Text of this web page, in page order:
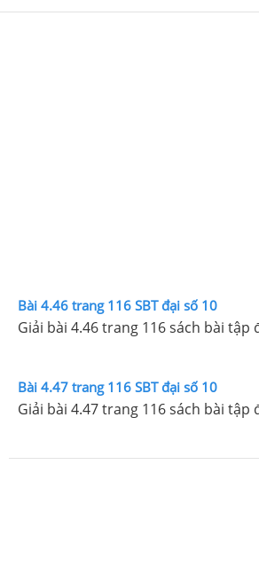
Bài 4.46 trang 116 SBT đại số 10
Giải bài 4.46 trang 116 sách bài
Bài 4.47 trang 116 SBT đại số 10
Giải bài 4.47 trang 116 sách bài